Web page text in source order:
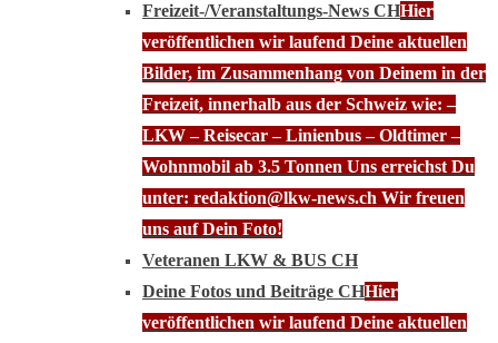
Freizeit-/Veranstaltungs-News CHHier
veröffentlichen wir laufend Deine aktuellen
Bilder, im Zusammenhang von Deinem in der
Freizeit, innerhalb aus der Schweiz wie: –
LKW – Reisecar – Linienbus – Oldtimer –
Wohnmobil ab 3.5 Tonnen Uns erreichst Du
unter: redaktion@lkw-news.ch Wir freuen
uns auf Dein Foto!
Veteranen LKW & BUS CH
Deine Fotos und Beiträge CHHier
veröffentlichen wir laufend Deine aktuellen